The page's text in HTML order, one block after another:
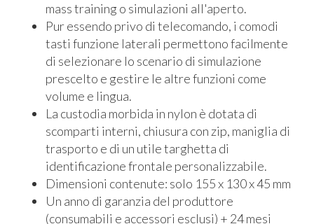
mass training o simulazioni all'aperto.
Pur essendo privo di telecomando, i comodi
tasti funzione laterali permettono facilmente
di selezionare lo scenario di simulazione
prescelto e gestire le altre funzioni come
volume e lingua.
La custodia morbida in nylon è dotata di
scomparti interni, chiusura con zip, maniglia di
trasporto e di un utile targhetta di
identificazione frontale personalizzabile.
Dimensioni contenute: solo 155 x 130 x 45 mm
Un anno di garanzia del produttore
(consumabili e accessori esclusi) + 24 mesi